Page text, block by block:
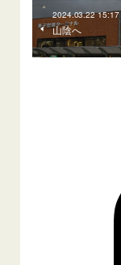
2024.03.22 15:17
山陰へ